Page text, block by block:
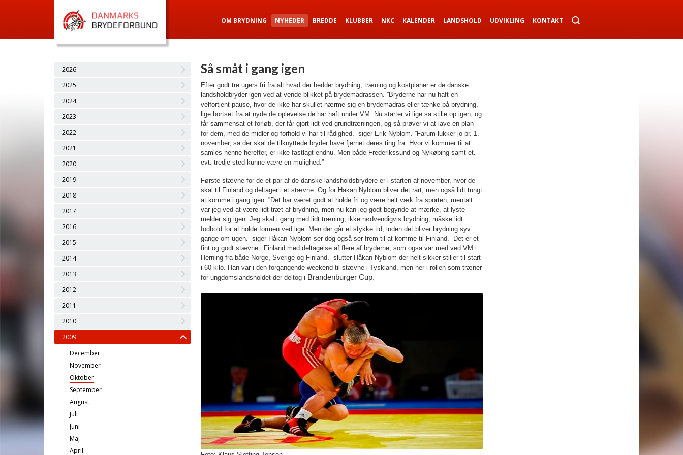
OM BRYDNING NYHEDER BREDDE KLUBBER NKC KALENDER LANDSHOLD UDVIKLING KONTAKT
2026
2025
2024
2023
2022
2021
2020
2019
2018
2017
2016
2015
2014
2013
2012
2011
2010
2009
December
November
Oktober
September
August
Juli
Juni
Maj
April
Så småt i gang igen
Efter godt tre ugers fri fra alt hvad der hedder brydning, træning og kostplaner er de danske
landsholdbryder igen ved at vende blikket på brydemadrassen. ”Bryderne har nu haft en
velfortjent pause, hvor de ikke har skullet nærme sig en brydemadras eller tænke på brydning,
lige bortset fra at nyde de oplevelse de har haft under VM. Nu starter vi lige så stille op igen, og
får sammensat et forløb, der får gjort lidt ved grundtræningen, og så prøver vi at lave en plan
for dem, med de midler og forhold vi har til rådighed.” siger Erik Nyblom. ”Farum lukker jo pr. 1.
november, så der skal de tilknyttede bryder have fjernet deres ting fra. Hvor vi kommer til at
samles henne herefter, er ikke fastlagt endnu. Men både Frederikssund og Nykøbing samt et.
evt. tredje sted kunne være en mulighed.”
Første stævne for de et par af de danske landsholdsbrydere er i starten af november, hvor de
skal til Finland og deltager i et stævne. Og for Håkan Nyblom bliver det rart, men også lidt tungt
at komme i gang igen. ”Det har været godt at holde fri og være helt væk fra sporten, mentalt
var jeg ved at være lidt træt af brydning, men nu kan jeg godt begynde at mærke, at lyste
melder sig igen. Jeg skal i gang med lidt træning, ikke nødvendigvis brydning, måske lidt
fodbold for at holde formen ved lige. Men der går et stykke tid, inden det bliver brydning syv
gange om ugen.” siger Håkan Nyblom ser dog også ser frem til at komme til Finland. ”Det er et
fint og godt stævne i Finland med deltagelse af flere af bryderne, som også var med ved VM i
Herning fra både Norge, Sverige og Finland.” slutter Håkan Nyblom der helt sikker stiller til start
i 60 kilo. Han var i den forgangende weekend til stævne i Tyskland, men her i rollen som træner
for ungdomslandsholdet der deltog i Brandenburger Cup.